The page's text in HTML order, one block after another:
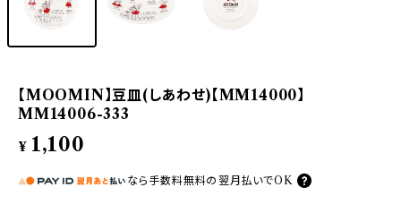
【MOOMIN】豆皿(しあわせ)【MM14000】
MM14006-333
¥ 1,100
なら 手数料無料の 翌月払いでOK